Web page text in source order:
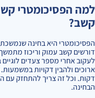
למה הפסיכומטרי
קשב?
הפסיכומטרי היא בחינה
דורשים קשב עמוק וריכוז
לעקוב אחרי מספר צעדים
ארוכים ולהבין דקויות
דקות. וכל זה צריך להתחזק
הבחינה.